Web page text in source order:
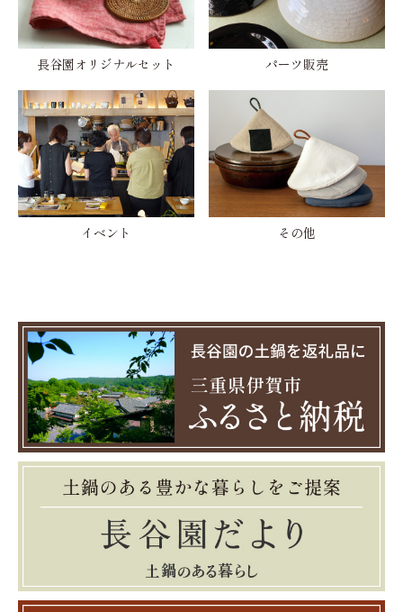
長谷園オリジナルセット パーツ販売
イベント その他